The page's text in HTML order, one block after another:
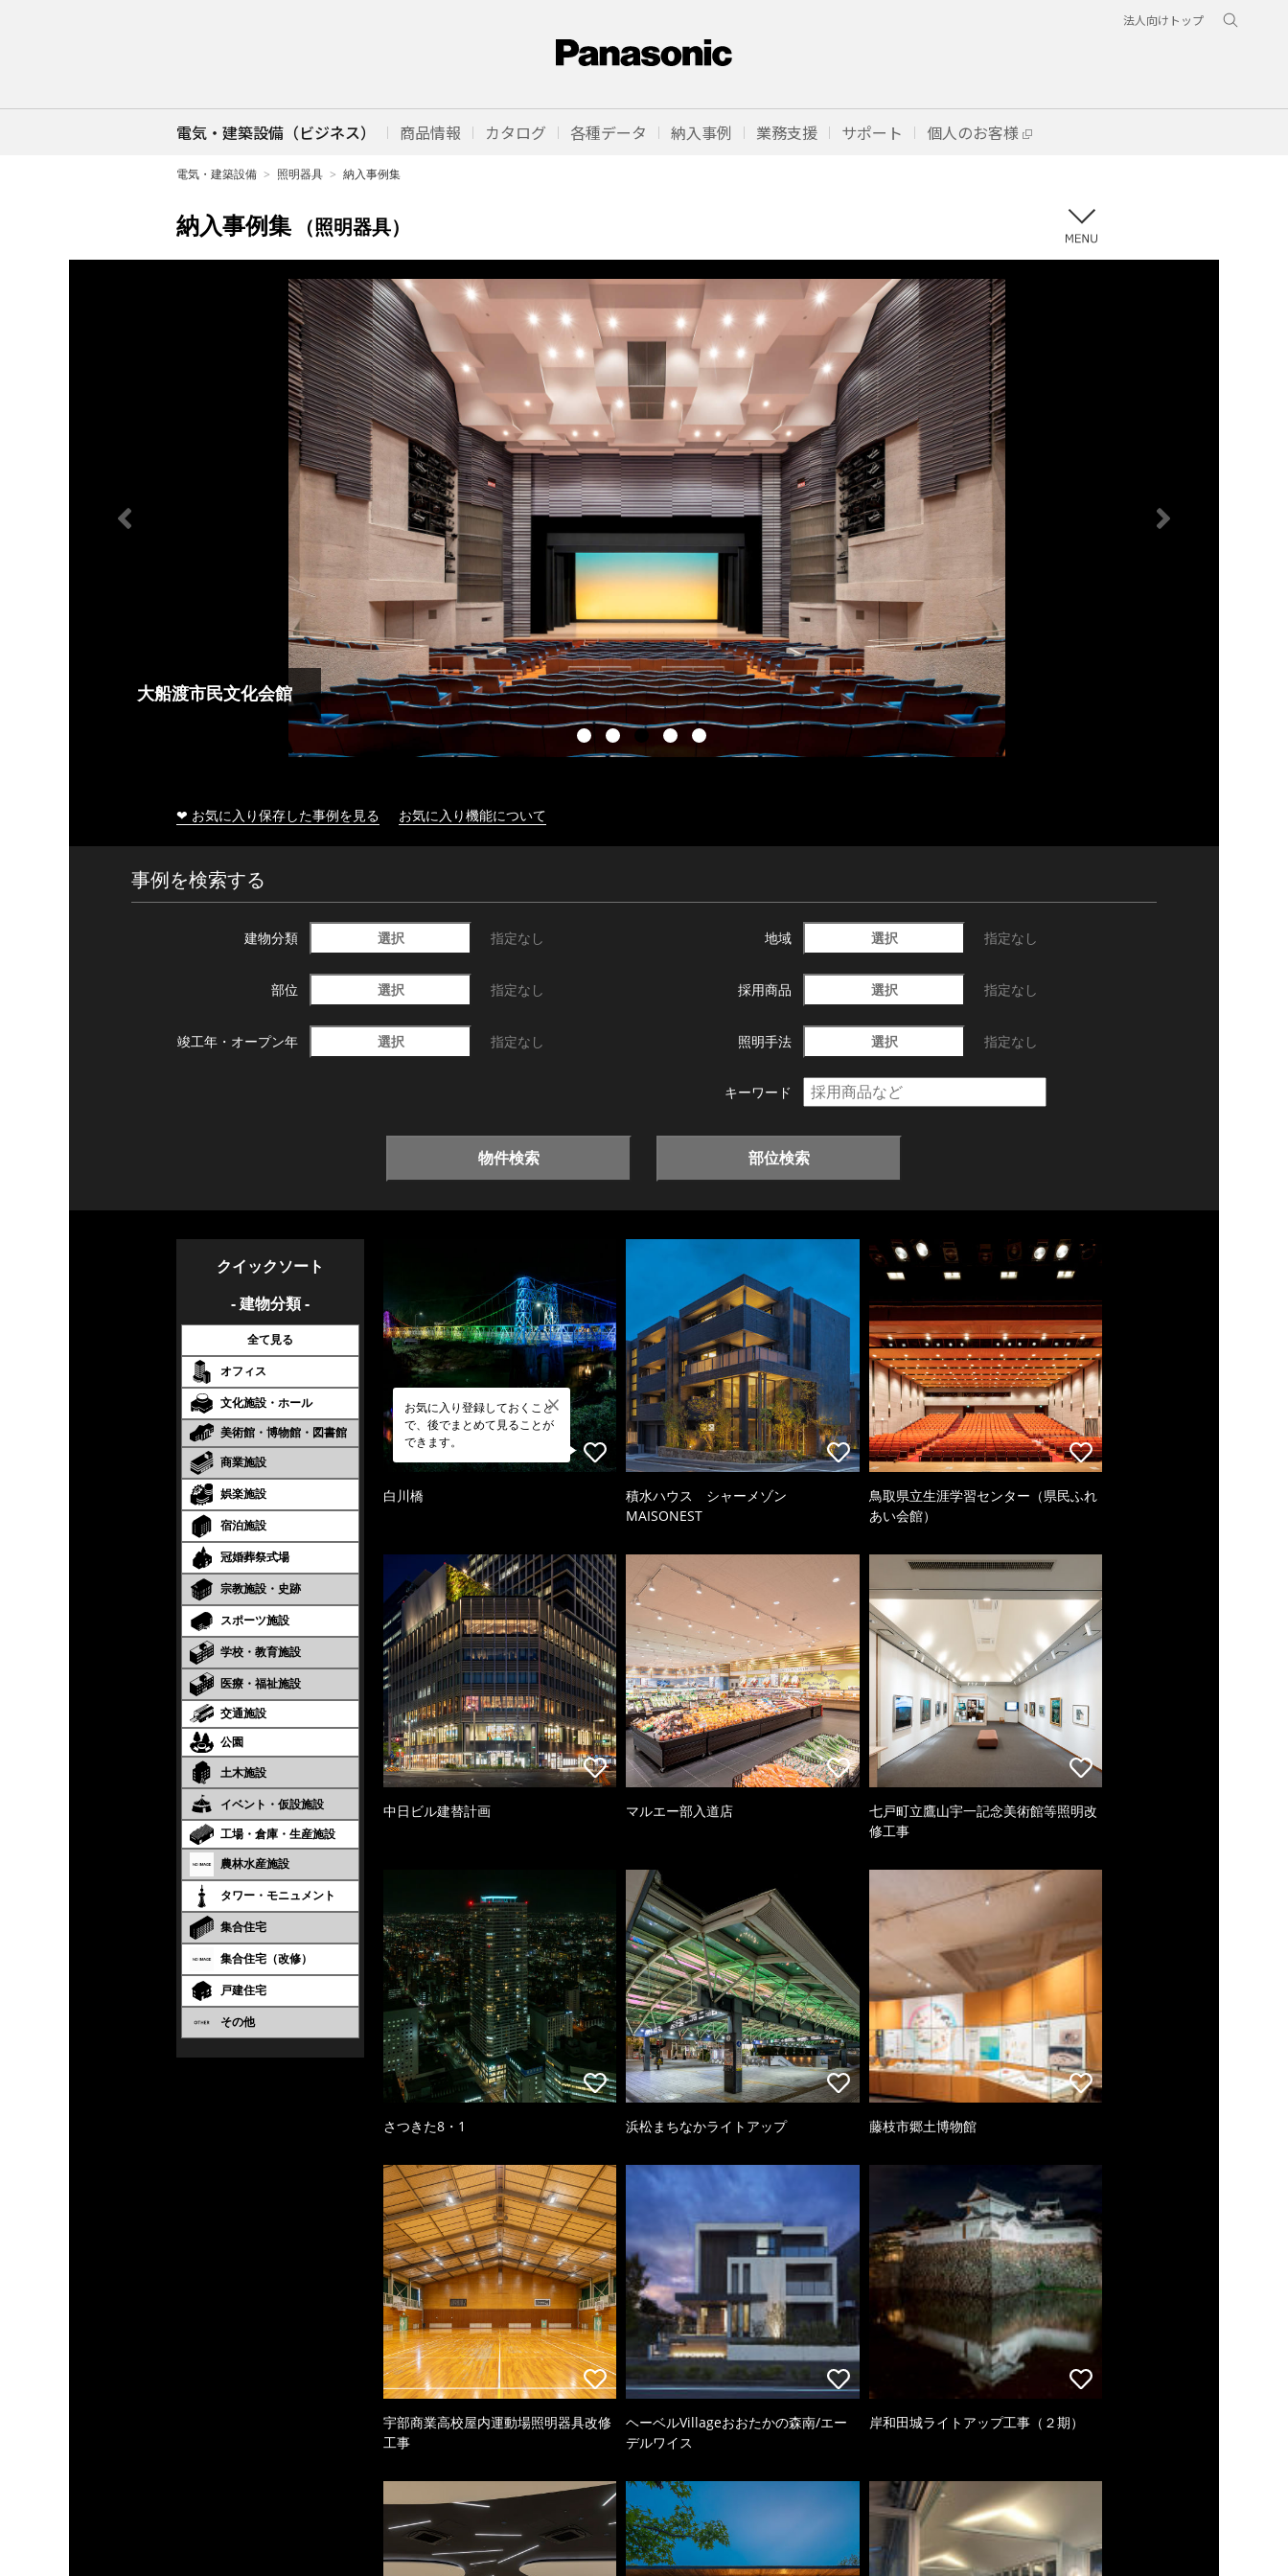
法人向けトップ
電気・建築設備（ビジネス） 商品情報 カタログ 各種データ 納入事例 業務支援 サポート 個人のお客様
電気・建築設備 照明器具 納入事例集
納入事例集 （照明器具）
大船渡市民文化会館
❤ お気に入り保存した事例を見る お気に入り機能について
事例を検索する
建物分類 選択 指定なし 地域 選択 指定なし
部位 選択 指定なし 採用商品 選択 指定なし
竣工年・ オープン年 選択 指定なし 照明手法 選択 指定なし
キーワード
物件検索 部位検索
クイックソート
- 建物分類 -
全て見る
オフィス
文化施設・ホール
美術館・博物館・図書館
商業施設
娯楽施設
宿泊施設
冠婚葬祭式場
宗教施設・史跡
スポーツ施設
学校・教育施設
医療・福祉施設
交通施設
公園
土木施設
イベント・仮設施設
工場・倉庫・生産施設
農林水産施設
タワー・モニュメント
集合住宅
集合住宅（改修）
戸建住宅
その他
お気に入り登録しておくこと
で、後でまとめて見ることが
できます。
白川橋
積水ハウス シャーメゾン
MAISONEST
鳥取県立生涯学習センター（県民ふれ
あい会館）
中日ビル建替計画 マルエー部入道店
七戸町立鷹山宇一記念美術館等照明改
修工事
さつきた8・1 浜松まちなかライトアップ 藤枝市郷土博物館
宇部商業高校屋内運動場照明器具改修
工事
ヘーベルVillageおおたかの森南/エー
デルワイス
岸和田城ライトアップ工事（２期）